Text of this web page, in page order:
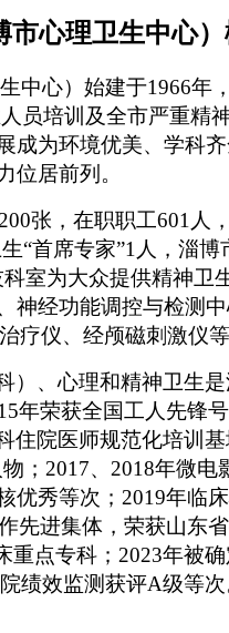
市心理卫生中心
中心）始建于1966年
员培训及全市严重
为环境优美、学科
位居前列。
张，在职职工601
“首席专家”1人，淄
室为大众提供精神
经功能调控与检测
仪、经颅磁刺激仪
、心理和精神卫生
年荣获全国工人先锋
住院医师规范化培训
；2017、2018年微
秀等次；2019年临
进集体，荣获山东
点专科；2023年被确
绩效监测获评A级等